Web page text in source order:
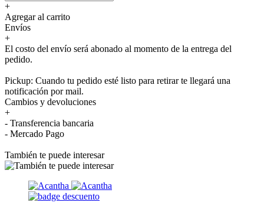
+
Agregar al carrito
Envíos
+
El costo del envío será abonado al momento de la entrega del
pedido.
Pickup: Cuando tu pedido esté listo para retirar te llegará una
notificación por mail.
Cambios y devoluciones
+
- Transferencia bancaria
- Mercado Pago
También te puede interesar